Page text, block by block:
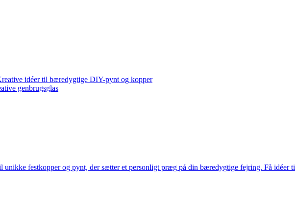
idéer til bæredygtige DIY-pynt og kopper
genbrugsglas
unikke festkopper og pynt, der sætter et personligt præg på din bæredygtige fejring. Få idéer